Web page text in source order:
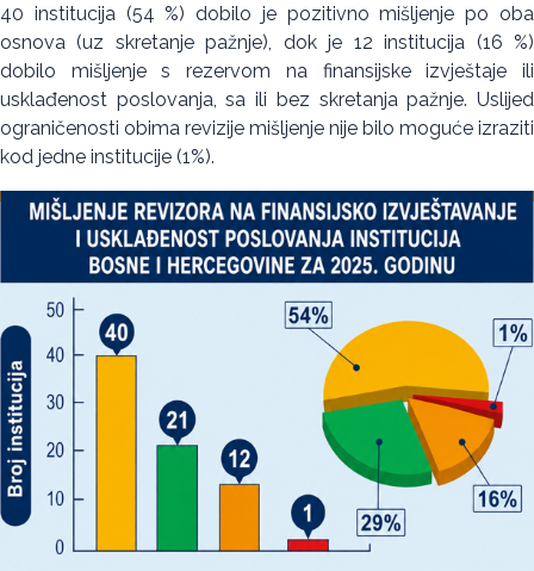
40 institucija (54 %) dobilo je pozitivno mišljenje po oba
osnova (uz skretanje pažnje), dok je 12 institucija (16 %)
dobilo mišljenje s rezervom na finansijske izvještaje ili
usklađenost poslovanja, sa ili bez skretanja pažnje. Uslijed
ograničenosti obima revizije mišljenje nije bilo moguće izraziti
kod jedne institucije (1%).